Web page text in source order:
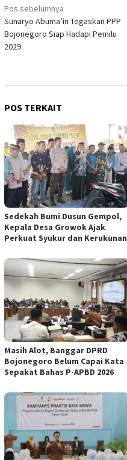
Navigasi
pos
Pos sebelumnya
Sunaryo Abuma’in Tegaskan PPP
Bojonegoro Siap Hadapi Pemilu
2029
POS TERKAIT
Sedekah Bumi Dusun Gempol,
Kepala Desa Growok Ajak
Perkuat Syukur dan Kerukunan
Masih Alot, Banggar DPRD
Bojonegoro Belum Capai Kata
Sepakat Bahas P-APBD 2026